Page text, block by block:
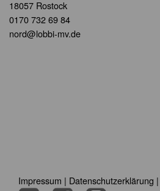
18057 Rostock
0170 732 69 84
nord@lobbi-mv.de
Impressum | Datenschutzerklärung |